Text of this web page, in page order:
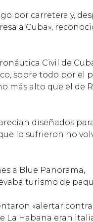
por carretera y,
a Cuba»,
Civil de
sobre todo por el
más alto que el de
diseñados
lo sufrieron no
a Blue Panorama,
turismo de
«alertar contra
La Habana eran